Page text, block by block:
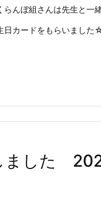
らんぼ組さんは先生と一
日カードをもらいました
ました